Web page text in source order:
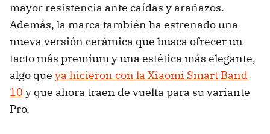
mayor resistencia ante caídas y arañazos.
Además, la marca también ha estrenado una
nueva versión cerámica que busca ofrecer un
tacto más premium y una estética más elegante,
algo que ya hicieron con la Xiaomi Smart Band
10 y que ahora traen de vuelta para su variante
Pro.